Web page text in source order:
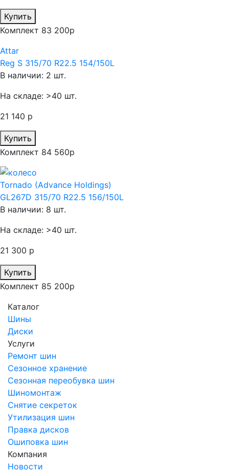
Купить
Комплект 83 200р
Attar
Reg S 315/70 R22.5 154/150L
В наличии: 2 шт.
На складе: >40 шт.
21 140 р
Купить
Комплект 84 560р
Tornado (Advance Holdings)
GL267D 315/70 R22.5 156/150L
В наличии: 8 шт.
На складе: >40 шт.
21 300 р
Купить
Комплект 85 200р
Каталог
Шины
Диски
Услуги
Ремонт шин
Сезонное хранение
Сезонная переобувка шин
Шиномонтаж
Снятие секреток
Утилизация шин
Правка дисков
Ошиповка шин
Компания
Новости